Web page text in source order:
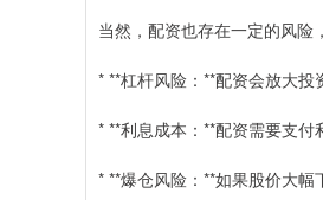
当然，配资也存在一定的风险
* **杠杆风险：**配资会放大投
* **利息成本：**配资需要支付
* **爆仓风险：**如果股价大幅